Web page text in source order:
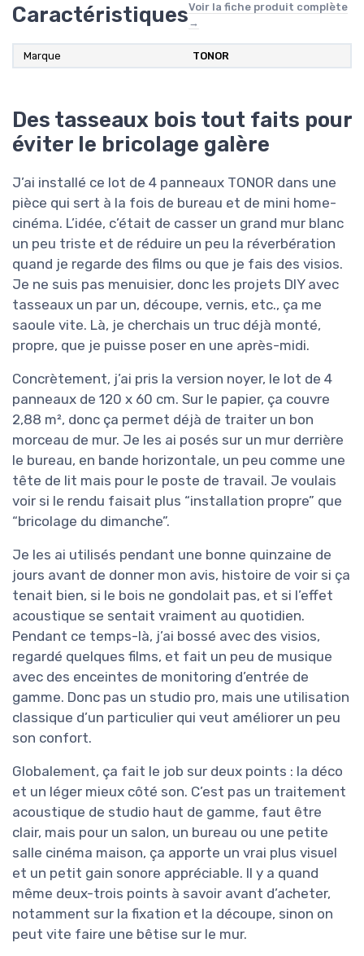
CaractéristiquesVoir la fiche produit complète
→
Marque TONOR
Des tasseaux bois tout faits pour
éviter le bricolage galère
J’ai installé ce lot de 4 panneaux TONOR dans une
pièce qui sert à la fois de bureau et de mini home-
cinéma. L’idée, c’était de casser un grand mur blanc
un peu triste et de réduire un peu la réverbération
quand je regarde des films ou que je fais des visios.
Je ne suis pas menuisier, donc les projets DIY avec
tasseaux un par un, découpe, vernis, etc., ça me
saoule vite. Là, je cherchais un truc déjà monté,
propre, que je puisse poser en une après-midi.
Concrètement, j’ai pris la version noyer, le lot de 4
panneaux de 120 x 60 cm. Sur le papier, ça couvre
2,88 m², donc ça permet déjà de traiter un bon
morceau de mur. Je les ai posés sur un mur derrière
le bureau, en bande horizontale, un peu comme une
tête de lit mais pour le poste de travail. Je voulais
voir si le rendu faisait plus “installation propre” que
“bricolage du dimanche”.
Je les ai utilisés pendant une bonne quinzaine de
jours avant de donner mon avis, histoire de voir si ça
tenait bien, si le bois ne gondolait pas, et si l’effet
acoustique se sentait vraiment au quotidien.
Pendant ce temps-là, j’ai bossé avec des visios,
regardé quelques films, et fait un peu de musique
avec des enceintes de monitoring d’entrée de
gamme. Donc pas un studio pro, mais une utilisation
classique d’un particulier qui veut améliorer un peu
son confort.
Globalement, ça fait le job sur deux points : la déco
et un léger mieux côté son. C’est pas un traitement
acoustique de studio haut de gamme, faut être
clair, mais pour un salon, un bureau ou une petite
salle cinéma maison, ça apporte un vrai plus visuel
et un petit gain sonore appréciable. Il y a quand
même deux-trois points à savoir avant d’acheter,
notamment sur la fixation et la découpe, sinon on
peut vite faire une bêtise sur le mur.